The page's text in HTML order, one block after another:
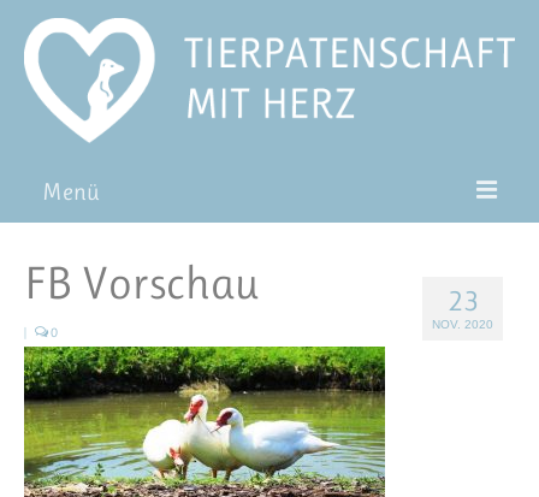
Menü
Pat*in werden
Patenschaft verschenken
Blog
FAQ
23
NOV. 2020
FB Vorschau
| 0